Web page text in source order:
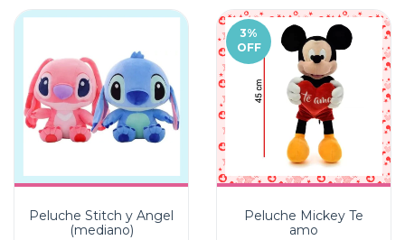
Peluche Stitch y Angel
(mediano)
3%
OFF
Peluche Mickey Te
amo